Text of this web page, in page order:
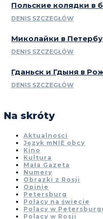
Польские колядки в
DENIS SZCZEGŁÓW
Миколайки в
DENIS SZCZEGŁÓW
Гданьск и Гдыня в
DENIS SZCZEGŁÓW
Na skróty
Aktualności
Język mNIE obcy
Kino
Kultura
Mała Gazeta
Numery
Obrazki z Rosji
Opinie
Petersburg
Polacy na świecie
Polacy w
Polacy w Rosji